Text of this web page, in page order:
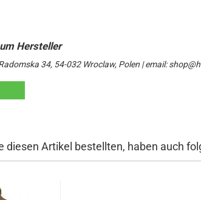
34, 54-032 Wroclaw, Polen | email:
diesen Artikel bestellten, haben auch